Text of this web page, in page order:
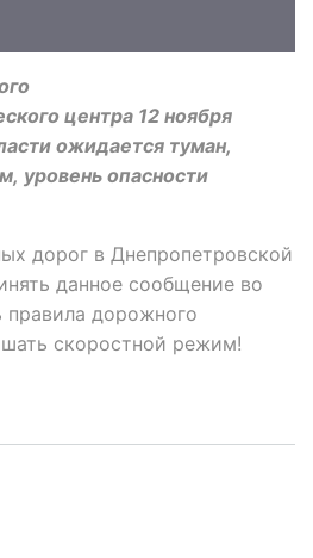
центра 12 ноября
ожидается туман,
уровень опасности
дорог в Днепропетровской
данное сообщение во
правила дорожного
скоростной режим!